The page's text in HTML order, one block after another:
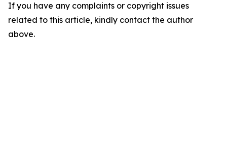
If you have any complaints or copyright issues
related to this article, kindly contact the author
above.